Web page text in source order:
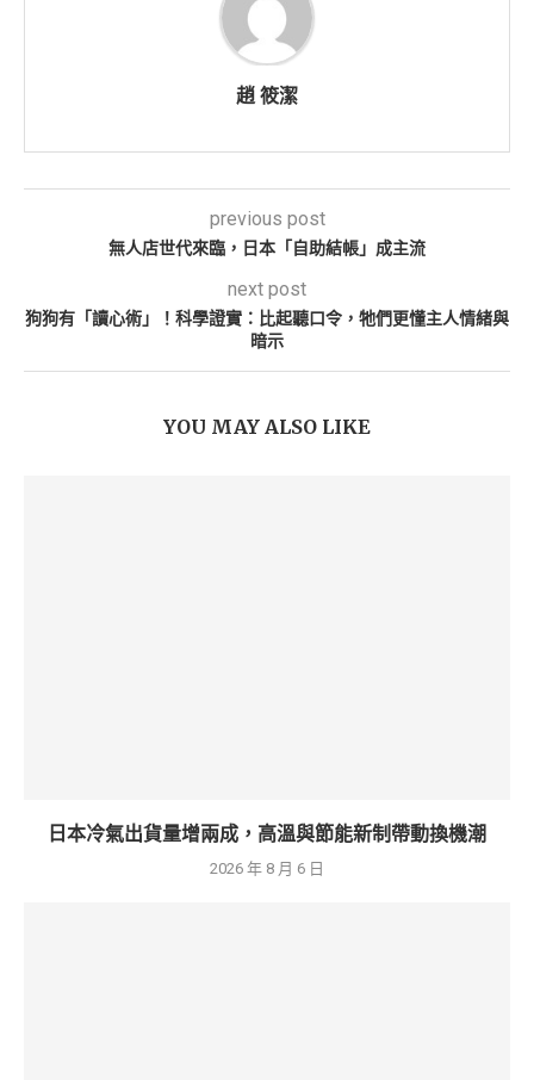
趙 筱潔
previous post
無人店世代來臨，日本「自助結帳」成主流
next post
狗狗有「讀心術」！科學證實：比起聽口令，牠們更懂主人情緒與
暗示
YOU MAY ALSO LIKE
日本冷氣出貨量增兩成，高溫與節能新制帶動換機潮
2026 年 8 月 6 日